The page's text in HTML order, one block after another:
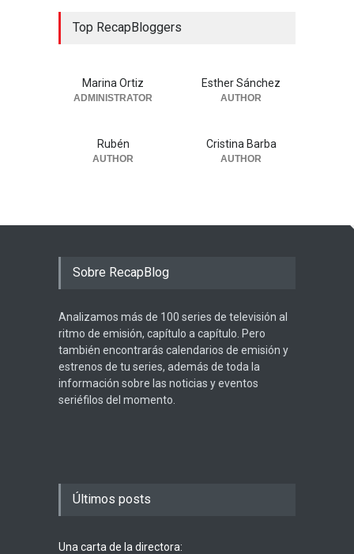
Top RecapBloggers
Marina Ortiz
ADMINISTRATOR
Esther Sánchez
AUTHOR
Rubén
AUTHOR
Cristina Barba
AUTHOR
Sobre RecapBlog
Analizamos más de 100 series de televisión al
ritmo de emisión, capítulo a capítulo. Pero
también encontrarás calendarios de emisión y
estrenos de tu series, además de toda la
información sobre las noticias y eventos
seriéfilos del momento.
Últimos posts
Una carta de la directora: